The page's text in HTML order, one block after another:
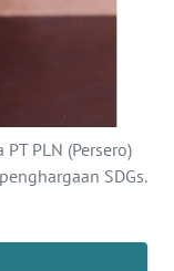
PLN (Persero)
SDGs.